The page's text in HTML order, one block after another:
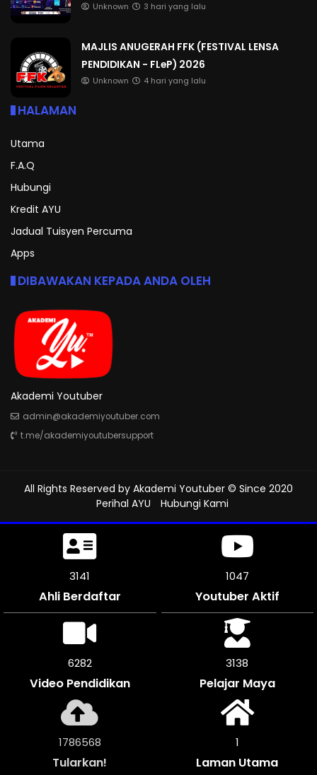
Unknown 3 hari yang lalu
MAJLIS ANUGERAH FFK (FESTIVAL LENSA
PENDIDIKAN - FLeP) 2026
Unknown 4 hari yang lalu
HALAMAN
Utama
F.A.Q
Hubungi
Kredit AYU
Jadual Tuisyen Percuma
Apps
DIBAWAKAN KEPADA ANDA OLEH
Akademi Youtuber
admin@akademiyoutuber.com
t.me/akademiyoutubersupport
All Rights Reserved by Akademi Youtuber © Since 2020
Perihal AYU
Hubungi Kami
3621
Ahli Berdaftar
1207
Youtuber Aktif
7236
Video Pendidikan
3618
Pelajar Maya
2059848
Tularkan!
1
Laman Utama